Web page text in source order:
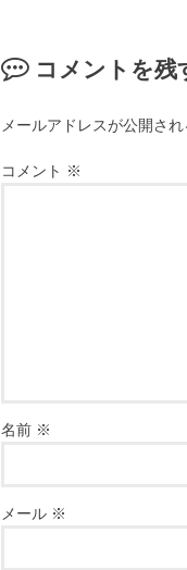
コメントを残
メールアドレスが公開され
コメント ※
名前 ※
メール ※